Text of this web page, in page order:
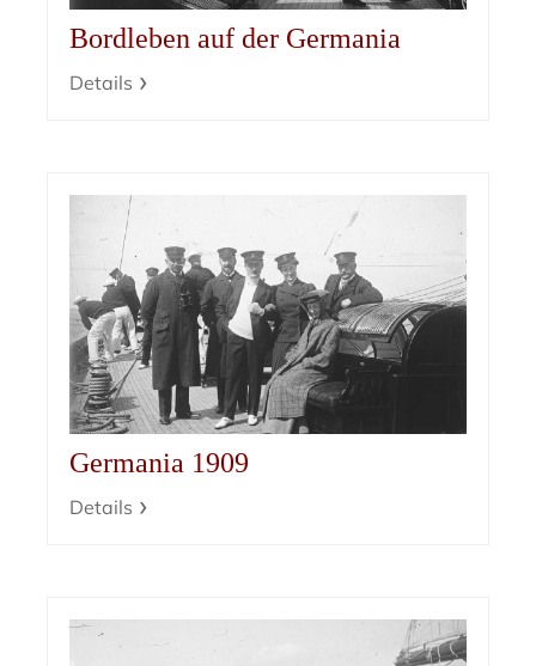
Bordleben auf der Germania
Details
Germania 1909
Details